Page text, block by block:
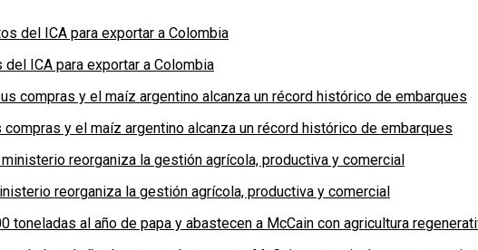
ICA para exportar a Colombia
compras y el maíz argentino alcanza un récord histórico de embarques
reorganiza la gestión agrícola, productiva y comercial